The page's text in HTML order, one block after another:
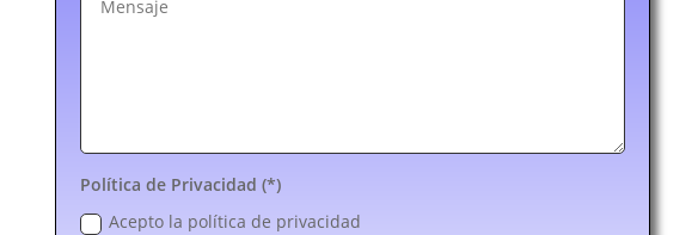
Política de Privacidad (*)
Acepto la política de privacidad